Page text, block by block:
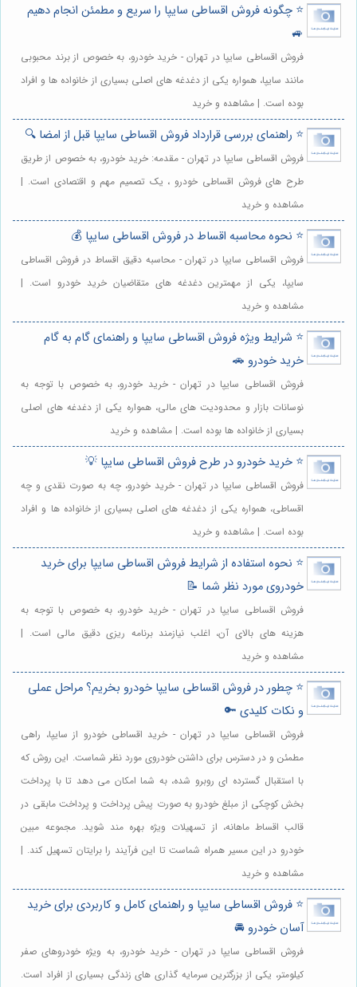
⭐️ چگونه فروش اقساطی سایپا را سریع و مطمئن انجام دهیم
🚙
فروش اقساطی سایپا در تهران - خرید خودرو، به خصوص از برند محبوبی
مانند سایپا، همواره یکی از دغدغه های اصلی بسیاری از خانواده ها و افراد
بوده است. | مشاهده و خرید
⭐️ راهنمای بررسی قرارداد فروش اقساطی سایپا قبل از امضا 🔍
فروش اقساطی سایپا در تهران - مقدمه: خرید خودرو، به خصوص از طریق
طرح های فروش اقساطی خودرو ، یک تصمیم مهم و اقتصادی است. |
مشاهده و خرید
⭐️ نحوه محاسبه اقساط در فروش اقساطی سایپا 💰
فروش اقساطی سایپا در تهران - محاسبه دقیق اقساط در فروش اقساطی
سایپا، یکی از مهمترین دغدغه های متقاضیان خرید خودرو است. |
مشاهده و خرید
⭐️ شرایط ویژه فروش اقساطی سایپا و راهنمای گام به گام
خرید خودرو 🚗
فروش اقساطی سایپا در تهران - خرید خودرو، به خصوص با توجه به
نوسانات بازار و محدودیت های مالی، همواره یکی از دغدغه های اصلی
بسیاری از خانواده ها بوده است. | مشاهده و خرید
⭐️ خرید خودرو در طرح فروش اقساطی سایپا 💡
فروش اقساطی سایپا در تهران - خرید خودرو، چه به صورت نقدی و چه
اقساطی، همواره یکی از دغدغه های اصلی بسیاری از خانواده ها و افراد
بوده است. | مشاهده و خرید
⭐️ نحوه استفاده از شرایط فروش اقساطی سایپا برای خرید
خودروی مورد نظر شما 📝
فروش اقساطی سایپا در تهران - خرید خودرو، به خصوص با توجه به
هزینه های بالای آن، اغلب نیازمند برنامه ریزی دقیق مالی است. |
مشاهده و خرید
⭐️ چطور در فروش اقساطی سایپا خودرو بخریم؟ مراحل عملی
و نکات کلیدی 🔑
فروش اقساطی سایپا در تهران - خرید اقساطی خودرو از سایپا، راهی
مطمئن و در دسترس برای داشتن خودروی مورد نظر شماست. این روش که
با استقبال گسترده ای روبرو شده، به شما امکان می دهد تا با پرداخت
بخش کوچکی از مبلغ خودرو به صورت پیش پرداخت و پرداخت مابقی در
قالب اقساط ماهانه، از تسهیلات ویژه بهره مند شوید. مجموعه مبین
خودرو در این مسیر همراه شماست تا این فرآیند را برایتان تسهیل کند. |
مشاهده و خرید
⭐️ فروش اقساطی سایپا و راهنمای کامل و کاربردی برای خرید
آسان خودرو 🚘
فروش اقساطی سایپا در تهران - خرید خودرو، به ویژه خودروهای صفر
کیلومتر، یکی از بزرگترین سرمایه گذاری های زندگی بسیاری از افراد است.